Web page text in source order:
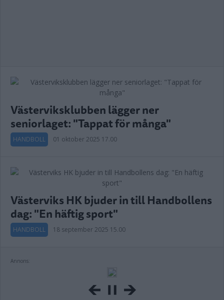
Västerviksklubben lägger ner
seniorlaget: "Tappat för många"
HANDBOLL 01 oktober 2025 17.00
Västerviks HK bjuder in till Handbollens
dag: "En häftig sport"
HANDBOLL 18 september 2025 15.00
Annons: